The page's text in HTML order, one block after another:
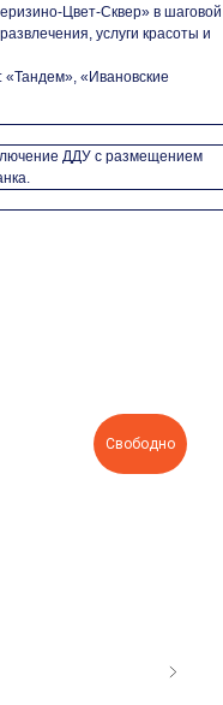
Цвет-Сквер» в шаговой
услуги красоты и
«Тандем», «Ивановские
ДДУ с размещением
Свободно